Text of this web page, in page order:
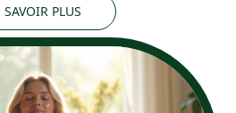
SAVOIR PLUS